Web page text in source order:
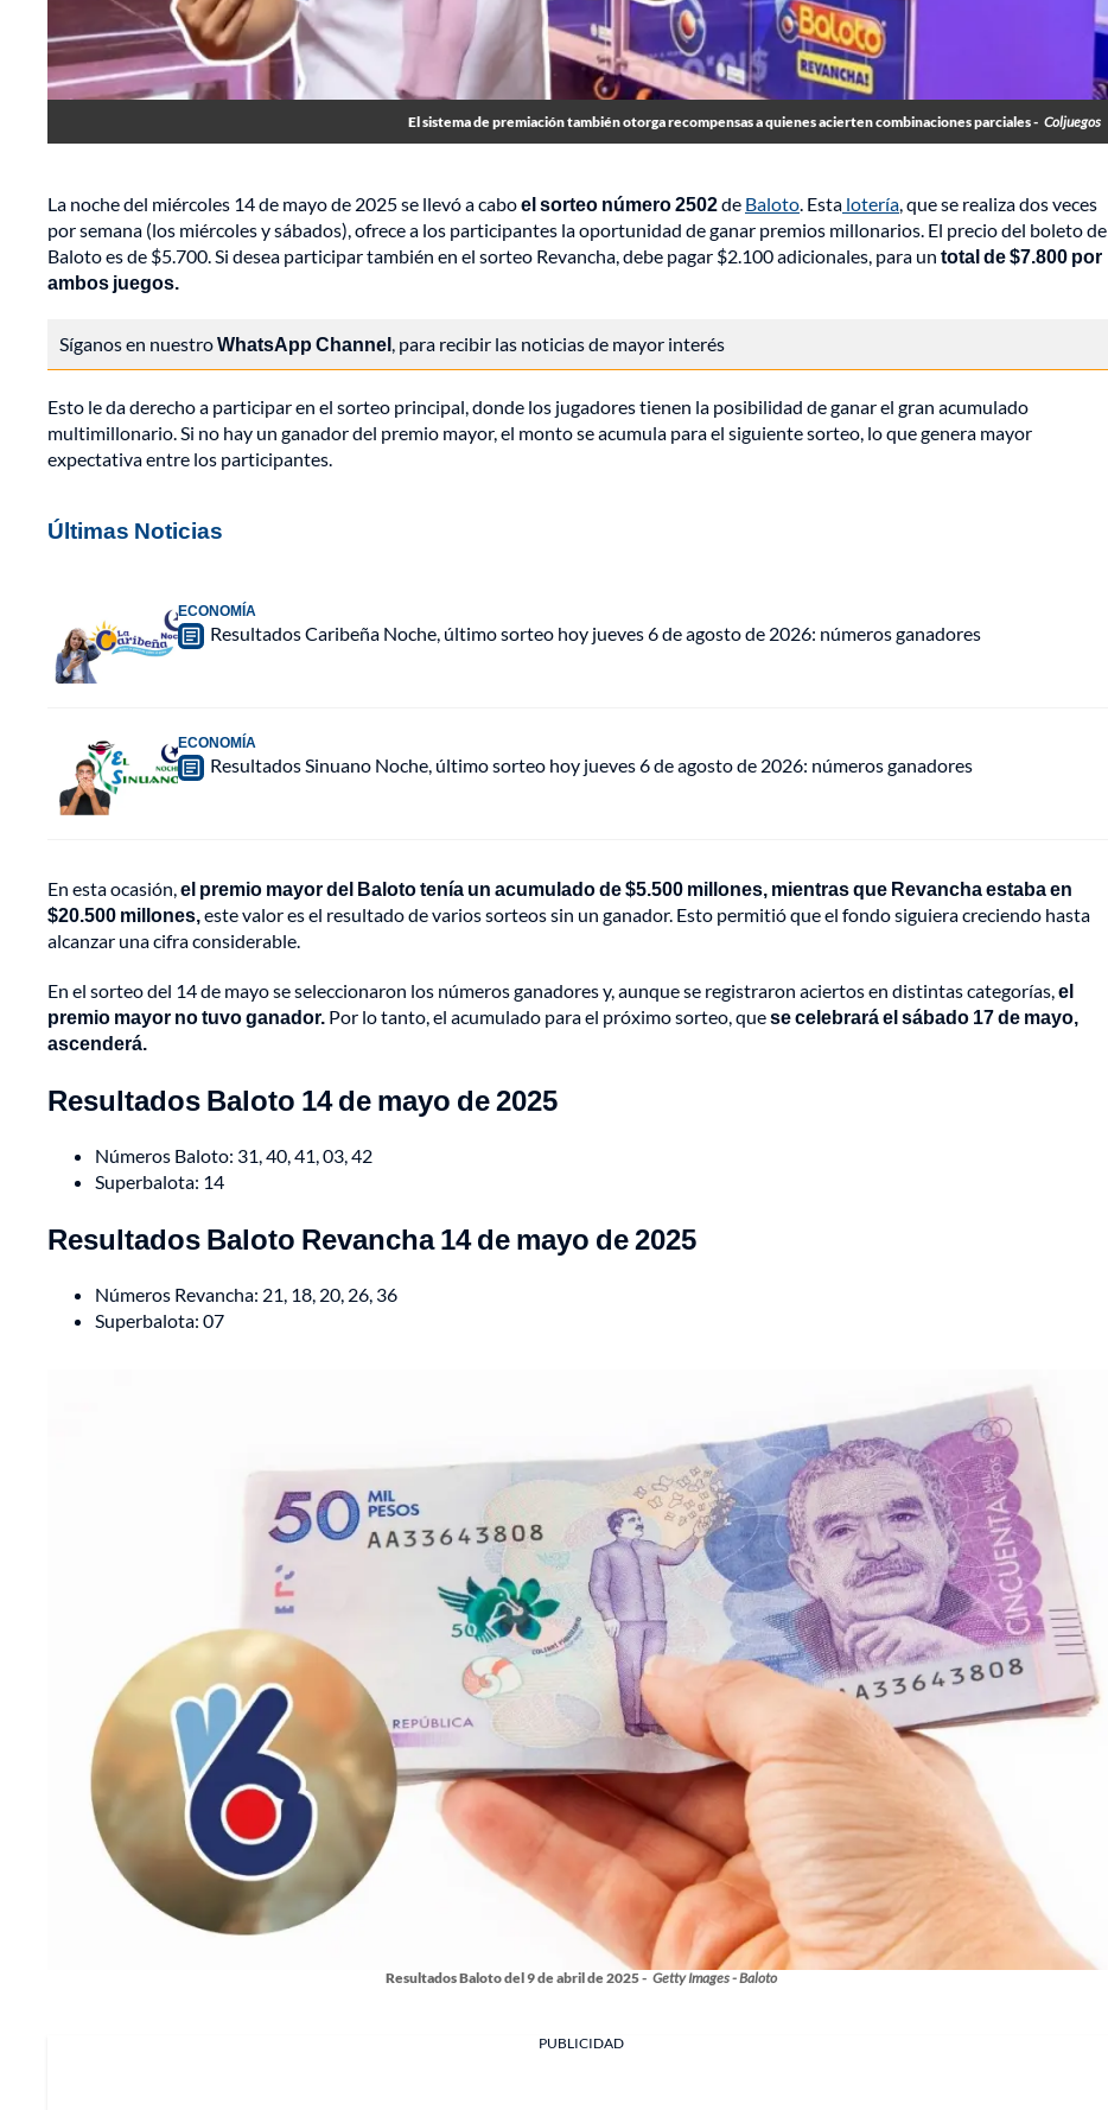
El sistema de premiación también otorga recompensas a quienes acierten combinaciones parciales - Coljuegos
La noche del miércoles 14 de mayo de 2025 se llevó a caboel sorteo número 2502de Baloto. Esta lotería, que se realiza dos veces
por semana (los miércoles y sábados), ofrece a los participantes la oportunidad de ganar premios millonarios. El precio del boleto de
Baloto es de $5.700. Si desea participar también en el sorteo Revancha, debe pagar $2.100 adicionales, para un total de $7.800 por
ambos juegos.
Síganos en nuestroWhatsApp Channel, para recibir las noticias de mayor interés
Esto le da derecho a participar en el sorteo principal, donde los jugadores tienen la posibilidad de ganar el gran acumulado
multimillonario. Si no hay un ganador del premio mayor, el monto se acumula para el siguiente sorteo, lo que genera mayor
expectativa entre los participantes.
Últimas Noticias
ECONOMÍA
Resultados Caribeña Noche, último sorteo hoy jueves 6 de agosto de 2026: números ganadores
ECONOMÍA
Resultados Sinuano Noche, último sorteo hoy jueves 6 de agosto de 2026: números ganadores
En esta ocasión,el premio mayor del Baloto tenía un acumulado de $5.500 millones, mientras que Revancha estaba en
$20.500 millones,este valor es el resultado de varios sorteos sin un ganador. Esto permitió que el fondo siguiera creciendo hasta
alcanzar una cifra considerable.
En el sorteo del 14 de mayo se seleccionaron los números ganadores y, aunque se registraron aciertos en distintas categorías,el
premio mayor no tuvo ganador. Por lo tanto, el acumulado para el próximo sorteo, quese celebrará el sábado 17 de mayo,
ascenderá.
Resultados Baloto 14 de mayo de 2025
Números Baloto: 31, 40, 41, 03, 42
Superbalota: 14
Resultados Baloto Revancha 14 de mayo de 2025
Números Revancha: 21, 18, 20, 26, 36
Superbalota: 07
Resultados Baloto del 9 de abril de 2025 - Getty Images - Baloto
PUBLICIDAD